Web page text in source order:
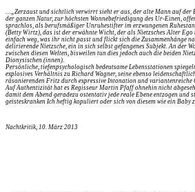
…„Zerzaust und sichtlich verwirrt sieht er aus, der alte Mann auf der
der ganzen Natur, zur höchsten Wonnebefriedigung des Ur-Einen,
sprachlos, als berufsmäßiger Unruhestifter im erzwungenen
(Betty Wirtz), das ist der erwähnte Wicht, der als Nietzsches Alter
einfach weg, was ihr nicht passt und flickt sich die Zusammenhänge
delirierende Nietzsche, ein in sich selbst gefangenes Subjekt. An der
zwischen diesen Welten, bisweilen tun dies jedoch auch die beiden
Dionysischen (innen).
Persönliche, tiefenpsychologisch bedeutsame Lebensstationen
explosives Verhältnis zu Richard Wagner, seine ebenso
räsonierenden Fritz durch expressive Intonation und variantenreiche
Auf Authentizität hat es Regisseur Martin Pfaff ohnehin nicht
damit dem Abend geradezu ostentativ jede reale Ebene entzogen
geisteskranken Ich heftig kopuliert oder sich von diesem wie ein
Nachtkritik, 10. März 2013